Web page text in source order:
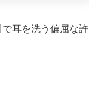
耳を洗う偏屈な許